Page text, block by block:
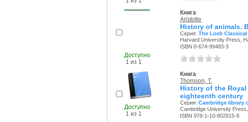
Доступно
1 из 1
Книга
Aristotle
History of animals.
Серия: The Loeb
Harvard University Press,
ISBN 0-674-99483-3
Доступно
1 из 1
Книга
Thomson, T.
History of the
eighteenth century
Серия: Cambridge library
Cambridge University Press,
ISBN 978-1-10-802815-8